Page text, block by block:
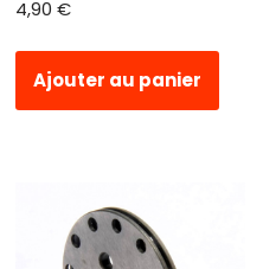
4,90 €
Ajouter au panier